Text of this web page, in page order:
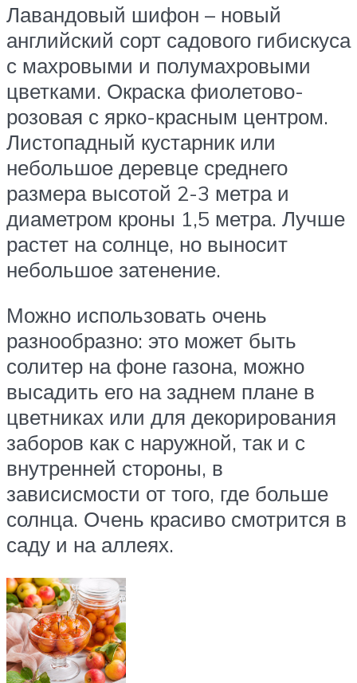
Лавандовый шифон – новый
английский сорт садового гибискуса
с махровыми и полумахровыми
цветками. Окраска фиолетово-
розовая с ярко-красным центром.
Листопадный кустарник или
небольшое деревце среднего
размера высотой 2-3 метра и
диаметром кроны 1,5 метра. Лучше
растет на солнце, но выносит
небольшое затенение.
Можно использовать очень
разнообразно: это может быть
солитер на фоне газона, можно
высадить его на заднем плане в
цветниках или для декорирования
заборов как с наружной, так и с
внутренней стороны, в
зависисмости от того, где больше
солнца. Очень красиво смотрится в
саду и на аллеях.